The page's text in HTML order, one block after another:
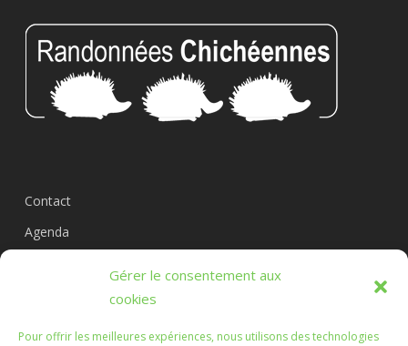
Gérer le consentement aux
cookies
Pour offrir les meilleures expériences, nous utilisons des technologies
Contact
Agenda